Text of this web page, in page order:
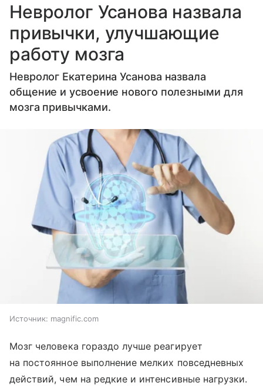
Невролог Усанова назвала
привычки, улучшающие
работу мозга
Невролог Екатерина Усанова назвала
общение и усвоение нового полезными для
мозга привычками.
Источник: magnific.com
Мозг человека гораздо лучше реагирует
на постоянное выполнение мелких повседневных
действий, чем на редкие и интенсивные нагрузки.